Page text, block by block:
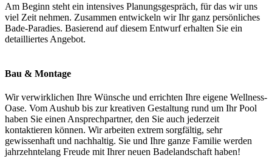
Am Beginn steht ein intensives Planungsgespräch, für das wir uns
viel Zeit nehmen. Zusammen entwickeln wir Ihr ganz persönliches
Bade-Paradies. Basierend auf diesem Entwurf erhalten Sie ein
detailliertes Angebot.
Bau & Montage
Wir verwirklichen Ihre Wünsche und errichten Ihre eigene Wellness-
Oase. Vom Aushub bis zur kreativen Gestaltung rund um Ihr Pool
haben Sie einen Ansprechpartner, den Sie auch jederzeit
kontaktieren können. Wir arbeiten extrem sorgfältig, sehr
gewissenhaft und nachhaltig. Sie und Ihre ganze Familie werden
jahrzehntelang Freude mit Ihrer neuen Badelandschaft haben!